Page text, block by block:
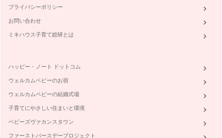
10月はいもほりの季節！！幼稚園、保育園でいもほり遠足に
行く所も多いのではないでしょうか。…
行っています。「0才な…
9月の絵本「お月さまってどんなあじ？」
今年の十五夜はきれいな満月が見えたところが多かったようで
すね。 今月もう1冊…
9月の絵本「きんぎょのトトとそらのくも」
プライバシーポリシー
お問い合わせ
ミキハウス子育て総研とは
ハッピー・ノート ドットコム
ウェルカムベビーのお宿
ウェルカムベビーの結婚式場
子育てにやさしい住まいと環境
ベビーズヴァカンスタウン
ファーストバースデープロジェクト